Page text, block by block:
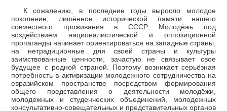
К сожалению, в последние годы выросло молодое
поколение, лишённое исторической памяти нашего
совместного проживания в СССР. Молодёжь под
воздействием националистической и оппозиционной
пропаганды начинает ориентироваться на западные страны,
на нетрадиционные для своей страны и культуры
заимствованные ценности, зачастую не связывает свое
будущее с родной страной. Поэтому возникает серьёзная
потребность в активизации молодежного сотрудничества на
евразийском пространстве посредством формирования
общего представления о деятельности молодёжи,
молодежных и студенческих объединений, молодежных
консультативно-совещательных и представительных органов